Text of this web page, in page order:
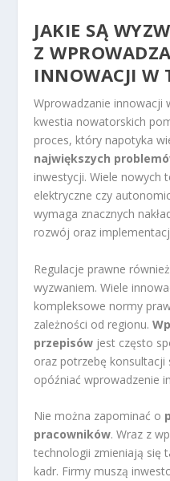
JAKIE SĄ
Z
INNOWACJI W
Wprowadzanie innowacji
kwestia nowatorskich
proces, który napotyka
największych
inwestycji. Wiele nowych
elektryczne czy
wymaga znacznych
rozwój oraz
Regulacje prawne
wyzwaniem. Wiele
kompleksowe normy
zależności od regionu.
przepisów jest często
oraz potrzebę konsultacji
opóźniać wprowadzenie
Nie można zapominać o
pracowników. Wraz z
technologii zmieniają się
kadr. Firmy muszą